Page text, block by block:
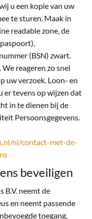
u een kopie van uw
te sturen. Maak in
readable zone, de
(BSN) zwart.
reageren zo snel
uw verzoek. Loon- en
er tevens op wijzen dat
in te dienen bij de
Persoonsgegevens.
nl/contact-met-de-
beveiligen
B.V. neemt de
en neemt passende
toegang,